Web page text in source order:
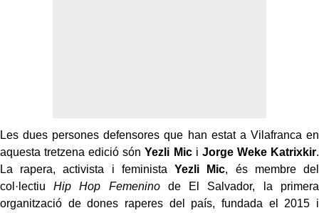
Les dues persones defensores que han estat a Vilafranca en
aquesta tretzena edició sónYezli Mic i Jorge Weke Katrixkir.
La rapera, activista i feministaYezli Mic, és membre del
col·lectiuHip Hop Femenino de El Salvador, la primera
organització de dones raperes del país, fundada el 2015 i